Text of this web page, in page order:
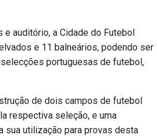
auditório, a Cidade do Futebol
e 11 balneários, podendo ser
portuguesas de futebol,
de dois campos de futebol
respectiva seleção, e uma
sua utilização para provas desta